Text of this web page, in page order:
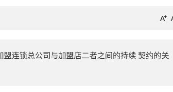
连锁总公司与加盟店二者之间的持续 契约的关